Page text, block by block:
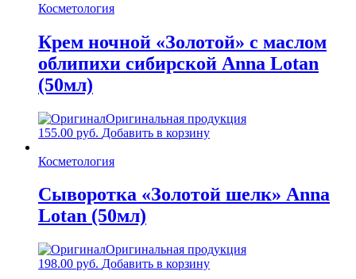
Косметология
Крем ночной «Золотой» с маслом
облипихи сибирской Anna Lotan
(50мл)
Оригинальная продукция
155.00 руб. Добавить в корзину
Косметология
Сыворотка «Золотой шелк» Anna
Lotan (50мл)
Оригинальная продукция
198.00 руб. Добавить в корзину